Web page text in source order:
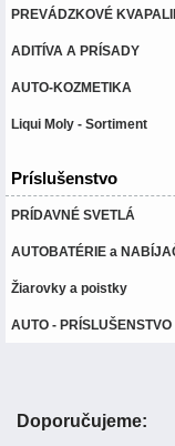
PREVÁDZKOVÉ
ADITÍVA A PRÍSADY
AUTO-KOZMETIKA
Liqui Moly - Sortiment
Príslušenstvo
PRÍDAVNÉ SVETLÁ
AUTOBATÉRIE a
Žiarovky a poistky
AUTO - PRÍSLUŠENSTVO
Doporučujeme: